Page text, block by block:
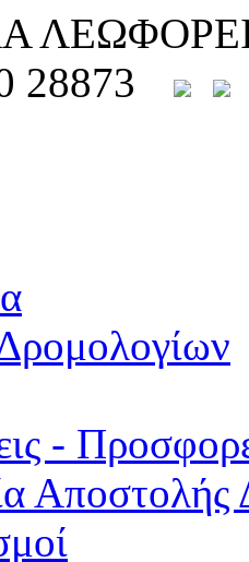
28873
-
Αποστολής